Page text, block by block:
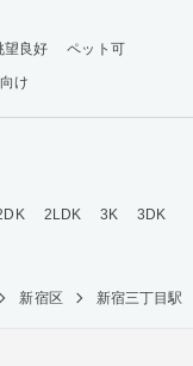
望良好
ペット可
け
2LDK 3K
3DK
新宿区 新宿三丁目駅